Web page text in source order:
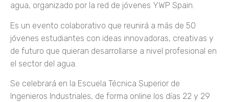
agua, organizado por la red de jóvenes YWP Spain.
Es un evento colaborativo que reunirá a más de 50
jóvenes estudiantes con ideas innovadoras, creativas y
de futuro que quieran desarrollarse a nivel profesional en
el sector del agua.
Se celebrará en la Escuela Técnica Superior de
Ingenieros Industriales, de forma online los días 22 y 29